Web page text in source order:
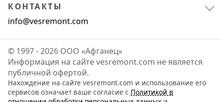
КОНТАКТЫ
info@vesremont.com
© 1997 - 2026 ООО «Афганец»
Информация на сайте vesremont.com не является
публичной офертой.
Нахождение на сайте vesremont.com и использование его
сервисов означает ваше согласие с Политикой в